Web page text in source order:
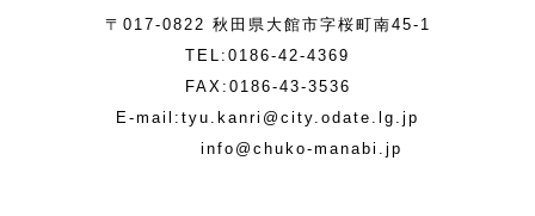
〒017-0822 秋田県大館市字桜町南45-1
TEL:0186-42-4369
FAX:0186-43-3536
E-mail:tyu.kanri@city.odate.lg.jp
info@chuko-manabi.jp